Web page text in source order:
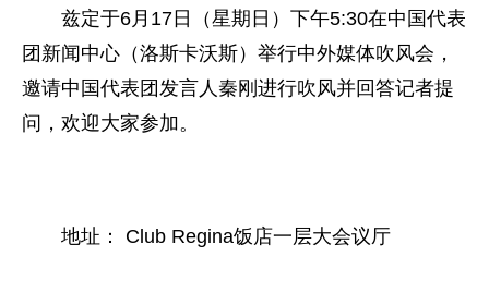
兹定于6月 17 日 （星期日）下午5:30在中国代表
团新闻中心（洛斯卡沃斯）举行中外媒体吹风会，
邀请中国代表团发言人秦刚进行吹风并回答记者提
问，欢迎大家参加。
地址： Club Regina饭店一层大会议厅